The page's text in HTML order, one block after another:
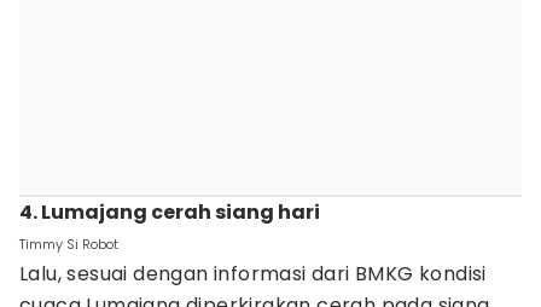
4. Lumajang cerah siang hari
Timmy Si Robot
Lalu, sesuai dengan informasi dari BMKG kondisi